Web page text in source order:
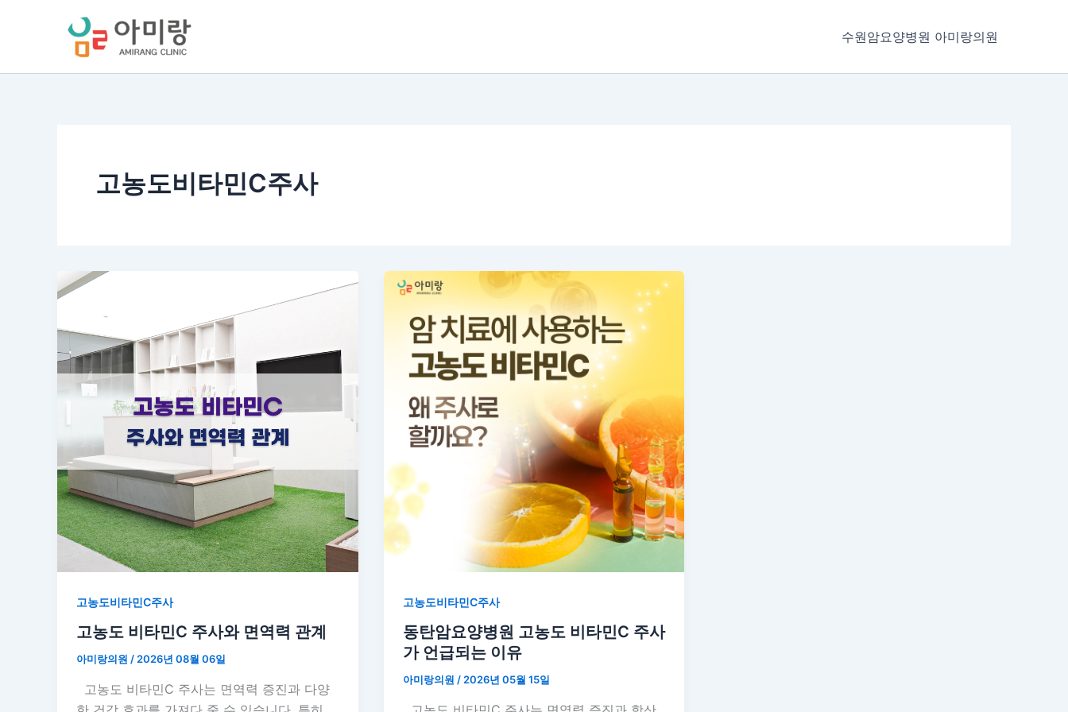
로
수원암요양병원 아미랑의원
고농도비타민C주사
고농도비타민C주사
고농도 비타민C 주사와 면역력 관계
아미랑의원 /2026년 08월 06일
고농도 비타민C 주사는 면역력 증진과 다양
고농도비타민C주사
동탄암요양병원 고농도 비타민C 주사
가 언급되는 이유
아미랑의원 /2026년 05월 15일